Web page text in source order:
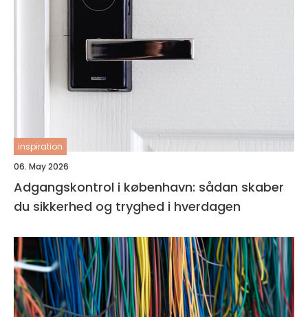
inspiration
06. May 2026
Adgangskontrol i københavn: sådan skaber
du sikkerhed og tryghed i hverdagen